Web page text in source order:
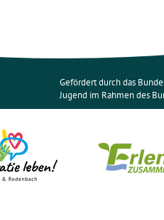
Gefördert durch das
Jugend im Rahmen des